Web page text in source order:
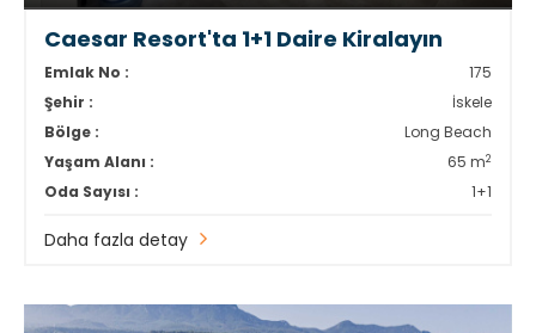
Caesar Resort'ta 1+1 Daire Kiralayın
Emlak No :
175
Şehir :
İskele
Bölge :
Long Beach
Yaşam Alanı :
65 m2
Oda Sayısı : 1+1
Daha fazla detay